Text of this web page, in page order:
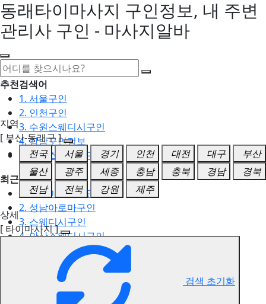
동래타이마사지 구인정보, 내 주변
관리사 구인 - 마사지알바
추천검색어
1. 서울구인
2. 인천구인
3. 수원스웨디시구인
4. 강남구인정보
5. 동탄스웨디시구인
최근검색어
1. 일산마사지구인
2. 성남아로마구인
3. 스웨디시구인
4. 안산스웨디시구인
5. 아로마구인
동래 타이마사지 구인정보
지역
[ 부산-동래구 ]
전국
서울 경기 인천 대전 대구
부산
울산
광주 세종 충남 충북 경남
경북
전남
전북 강원
제주
상세
[ 타이마사지 ]
검색 초기화